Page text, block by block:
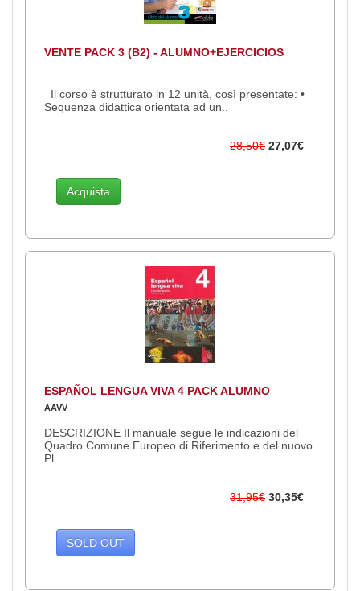
VENTE PACK 3 (B2) - ALUMNO+EJERCICIOS
Il corso è strutturato in 12 unità, così presentate: •
Sequenza didattica orientata ad un..
28,50€ 27,07€
Acquista
ESPAÑOL LENGUA VIVA 4 PACK ALUMNO
AAVV
DESCRIZIONE Il manuale segue le indicazioni del
Quadro Comune Europeo di Riferimento e del nuovo
Pl..
31,95€ 30,35€
SOLD OUT